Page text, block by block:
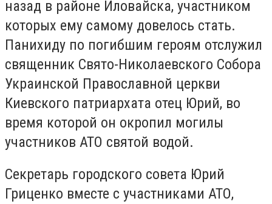
назад в районе Иловайска, участником
которых ему самому довелось стать.
Панихиду по погибшим героям отслужил
священник Свято-Николаевского Собора
Украинской Православной церкви
Киевского патриархата отец Юрий, во
время которой он окропил могилы
участников АТО святой водой.
Секретарь городского совета Юрий
Гриценко вместе с участниками АТО,